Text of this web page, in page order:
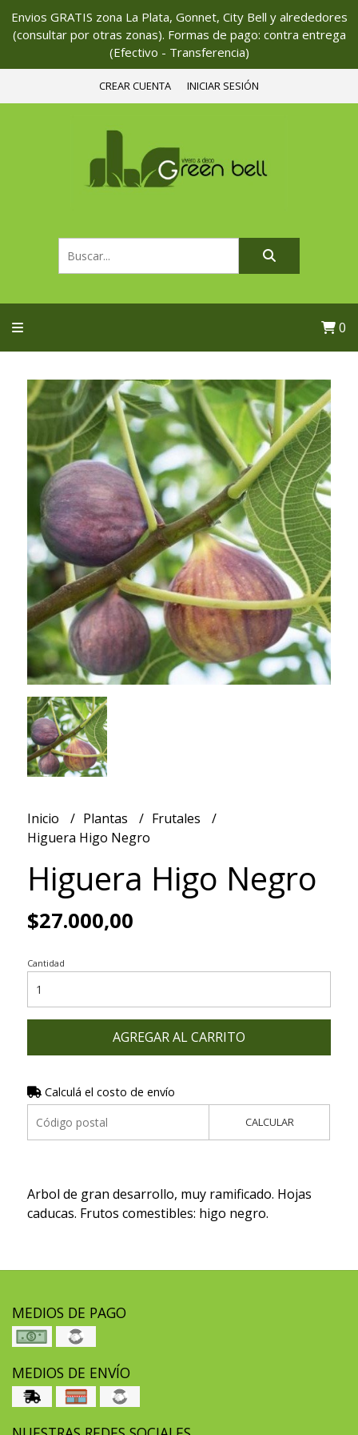
Envios GRATIS zona La Plata, Gonnet, City Bell y alrededores
(consultar por otras zonas). Formas de pago: contra entrega
(Efectivo - Transferencia)
CREAR CUENTA INICIAR SESIÓN
0
Inicio Plantas
Frutales
Higuera Higo Negro
Higuera Higo Negro
$27.000,00
Cantidad
AGREGAR AL CARRITO
Calculá el costo de envío
CALCULAR
Arbol de gran desarrollo, muy ramificado. Hojas
caducas. Frutos comestibles: higo negro.
MEDIOS DE PAGO
MEDIOS DE ENVÍO